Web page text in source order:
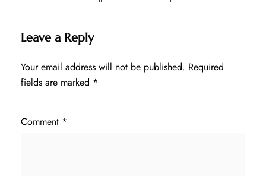
Leave a Reply
Your email address will not be published. Required
fields are marked *
Comment *